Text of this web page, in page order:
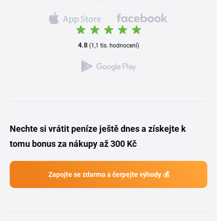
4.8 (1,1 tis. hodnocení)
Nechte si vrátit peníze ještě dnes a získejte k
tomu bonus za nákupy až 300 Kč
Zapojte se zdarma a čerpejte výhody 💰